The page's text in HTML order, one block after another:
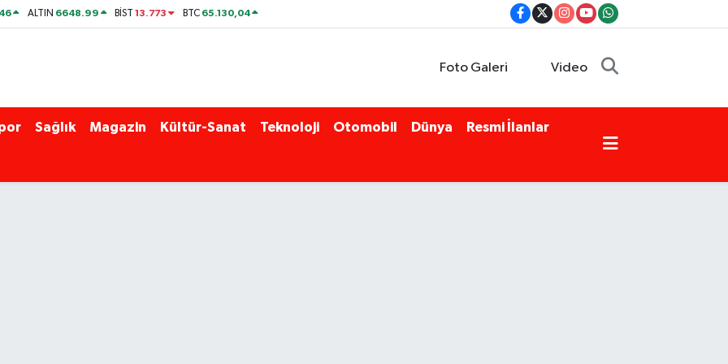
ALTIN 6648.99 BİST13.773 BTC 65.130,04
Foto Galeri Video
Sağlık Magazin Kültür-Sanat Teknoloji Otomobil Dünya Resmi İlanlar